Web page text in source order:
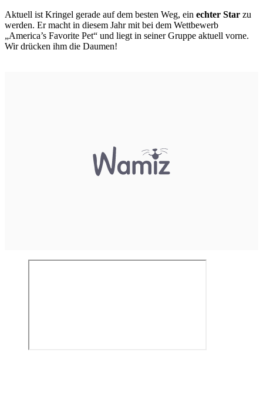
Aktuell ist Kringel gerade auf dem besten Weg, ein echter Star zu
werden. Er macht in diesem Jahr mit bei dem Wettbewerb
„America’s Favorite Pet“ und liegt in seiner Gruppe aktuell vorne.
Wir drücken ihm die Daumen!